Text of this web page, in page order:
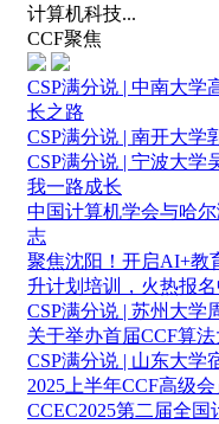
计算机科技...
CCF聚焦
CSP满分说 | 中南大学
长之路
CSP满分说 | 南开大学
CSP满分说 | 宁波大学
我一路成长
中国计算机学会与哈
志
聚焦沈阳！开启AI+
升计划培训，火热报名
CSP满分说 | 苏州大学
关于举办首届CCF算
CSP满分说 | 山东大学
2025上半年CCF高级
CCEC2025第二届全